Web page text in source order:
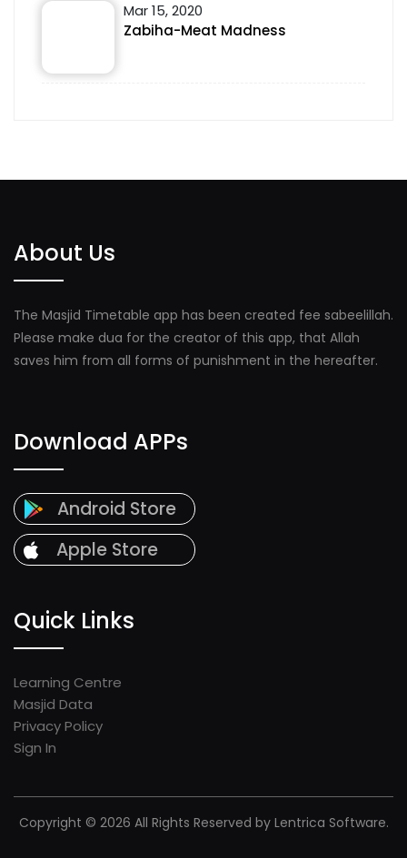
Mar 15, 2020
Zabiha-Meat Madness
About Us
The Masjid Timetable app has been created fee sabeelillah.
Please make dua for the creator of this app, that Allah
saves him from all forms of punishment in the hereafter.
Download APPs
Android Store
Apple Store
Quick Links
Learning Centre
Masjid Data
Privacy Policy
Sign In
Copyright © 2026 All Rights Reserved by Lentrica Software.